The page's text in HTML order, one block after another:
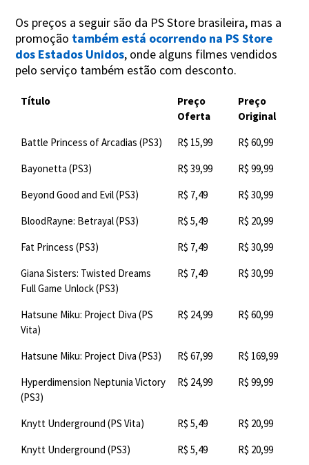
Os preços a seguir são da PS Store brasileira, mas a
promoção também está ocorrendo na PS Store
dos Estados Unidos, onde alguns filmes vendidos
pelo serviço também estão com desconto.
Título
Preço
Oferta
Preço
Original
Battle Princess of Arcadias (PS3)
R$ 15,99
R$ 60,99
Bayonetta (PS3)
R$ 39,99
R$ 99,99
Beyond Good and Evil (PS3)
R$ 7,49
R$ 30,99
BloodRayne: Betrayal (PS3)
R$ 5,49
R$ 20,99
Fat Princess (PS3)
R$ 7,49
R$ 30,99
Giana Sisters: Twisted Dreams
Full Game Unlock (PS3)
R$ 7,49 R$ 30,99
Hatsune Miku: Project Diva (PS
Vita)
R$ 24,99 R$ 60,99
Hatsune Miku: Project Diva (PS3) R$ 67,99
R$ 169,99
Hyperdimension Neptunia Victory
(PS3)
R$ 24,99 R$ 99,99
Knytt Underground (PS Vita) R$ 5,49
R$ 20,99
Knytt Underground (PS3)
R$ 5,49
R$ 20,99